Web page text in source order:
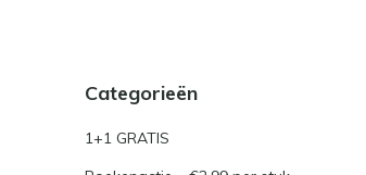
Categorieën
1+1 GRATIS